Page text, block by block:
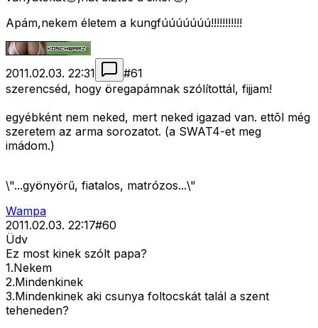
Apám,nekem életem a kungfúúúúúúú!!!!!!!!!!!
2011.02.03. 22:31 #61
szerencséd, hogy öregapámnak szólítottál, fijjam!
egyébként nem neked, mert neked igazad van. ettõl még
szeretem az arma sorozatot. (a SWAT4-et meg
imádom.)
\"...gyönyörű, fiatalos, matrózos...\"
Wampa
2011.02.03. 22:17#60
Üdv
Ez most kinek szólt papa?
1.Nekem
2.Mindenkinek
3.Mindenkinek aki csunya foltocskát talál a szent
teheneden?